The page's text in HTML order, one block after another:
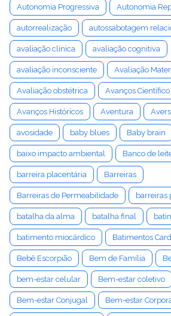
Autonomia Progressiva Autonomia
autorrealização autossabotagem
avaliação clínica avaliação cognitiva
avaliação inconsciente Avaliação
Avaliação obstétrica Avanços Científico
Avanços Históricos Aventura
avosidade baby blues Baby brain
baixo impacto ambiental Banco de
barreira placentária Barreiras
Barreiras de Permeabilidade barreiras
batalha da alma batalha final
batimento miocárdico Batimentos
Bebê Escorpião Bem de Família
bem-estar celular Bem-estar coletivo
Bem-estar Conjugal Bem-estar